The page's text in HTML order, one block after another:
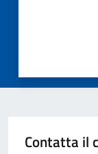
Contatta il